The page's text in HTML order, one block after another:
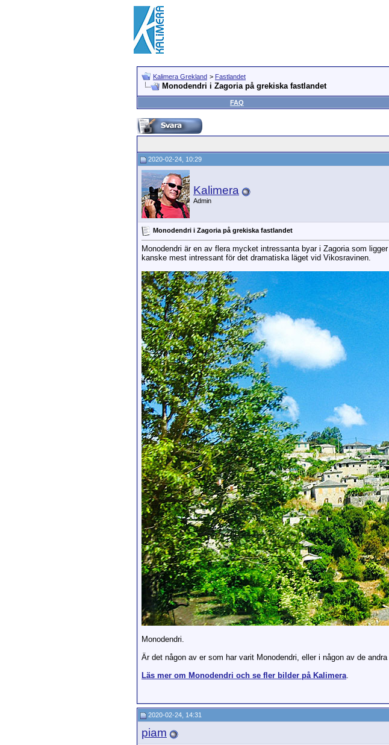
Kalimera Grekland > Fastlandet
Monodendri i Zagoria på grekiska fastlandet
FAQ
2020-02-24, 10:29
Kalimera
Admin
Monodendri i Zagoria på grekiska fastlandet
Monodendri är en av flera mycket intressanta byar i Zagoria som
kanske mest intressant för det dramatiska läget vid Vikosravinen.
Monodendri.
Är det någon av er som har varit Monodendri, eller i någon av de
Läs mer om Monodendri och se fler bilder på Kalimera.
2020-02-24, 14:31
piam